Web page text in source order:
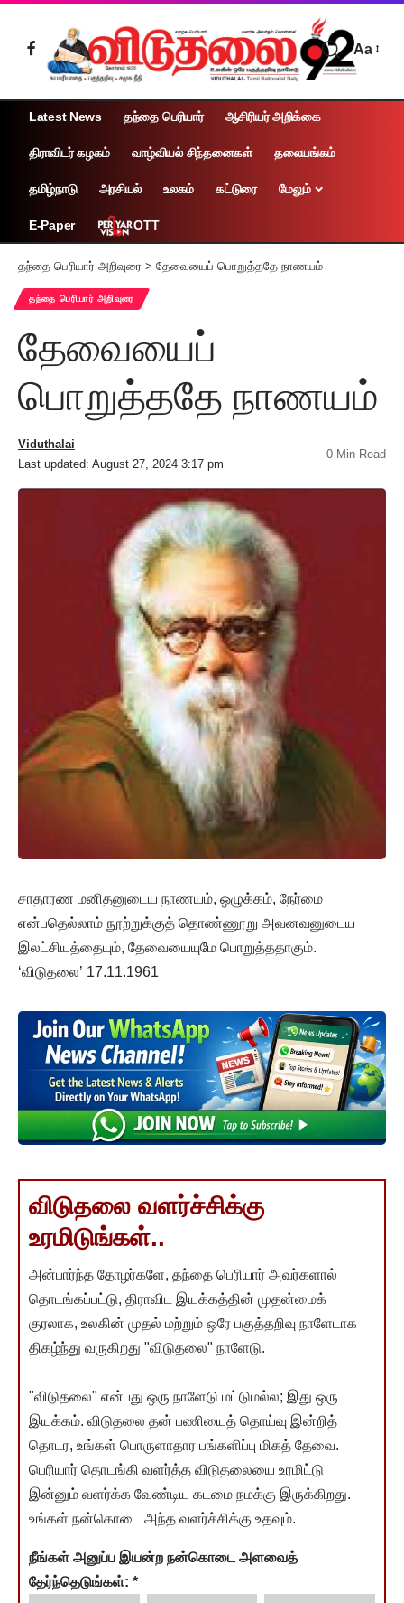
Aa
Latest News தந்தை பெரியார் ஆசிரியர் அறிக்கை
திராவிடர் கழகம் வாழ்வியல் சிந்தனைகள் தலையங்கம்
தமிழ்நாடு அரசியல் உலகம் கட்டுரை மேலும்
E-Paper OTT
தந்தை பெரியார் அறிவுரை > தேவையைப் பொறுத்ததே நாணயம்
தந்தை பெரியார் அறிவுரை
தேவையைப்
பொறுத்ததே நாணயம்
Last updated: August 27, 2024 3:17 pm
Viduthalai
0 Min Read
சாதாரண மனிதனுடைய நாணயம், ஒழுக்கம், நேர்மை
என்பதெல்லாம் நூற்றுக்குத் தொண்ணூறு அவனவனுடைய
இலட்சியத்தையும், தேவையையுமே பொறுத்ததாகும்.
‘விடுதலை’ 17.11.1961
விடுதலை வளர்ச்சிக்கு
உரமிடுங்கள்..
அன்பார்ந்த தோழர்களே, தந்தை பெரியார் அவர்களால்
தொடங்கப்பட்டு, திராவிட இயக்கத்தின் முதன்மைக்
குரலாக, உலகின் முதல் மற்றும் ஒரே பகுத்தறிவு நாளேடாக
திகழ்ந்து வருகிறது "விடுதலை" நாளேடு.
"விடுதலை" என்பது ஒரு நாளேடு மட்டுமல்ல; இது ஒரு
இயக்கம். விடுதலை தன் பணியைத் தொய்வு இன்றித்
தொடர, உங்கள் பொருளாதார பங்களிப்பு மிகத் தேவை.
பெரியார் தொடங்கி வளர்த்த விடுதலையை உரமிட்டு
இன்னும் வளர்க்க வேண்டிய கடமை நமக்கு இருக்கிறது.
உங்கள் நன்கொடை அந்த வளர்ச்சிக்கு உதவும்.
நீங்கள் அனுப்ப இயன்ற நன்கொடை அளவைத்
தேர்ந்தெடுங்கள்: *